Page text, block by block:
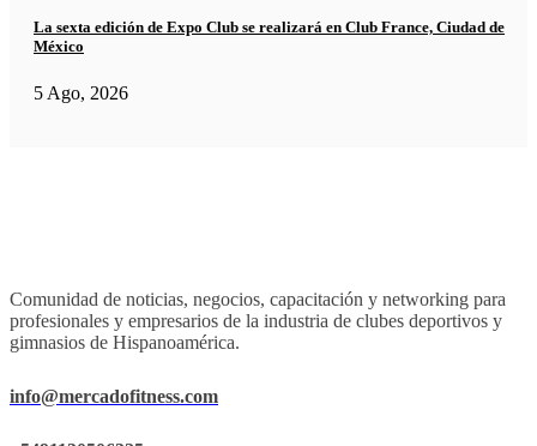
La sexta edición de Expo Club se realizará en Club France, Ciudad de
México
5 Ago, 2026
Comunidad de noticias, negocios, capacitación y networking para
profesionales y empresarios de la industria de clubes deportivos y
gimnasios de Hispanoamérica.
info@mercadofitness.com